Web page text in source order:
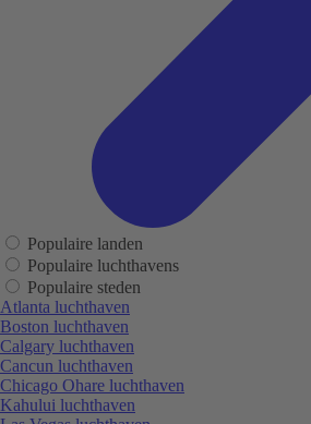
Populaire landen
Populaire luchthavens
Populaire steden
Atlanta luchthaven
Boston luchthaven
Calgary luchthaven
Cancun luchthaven
Chicago Ohare luchthaven
Kahului luchthaven